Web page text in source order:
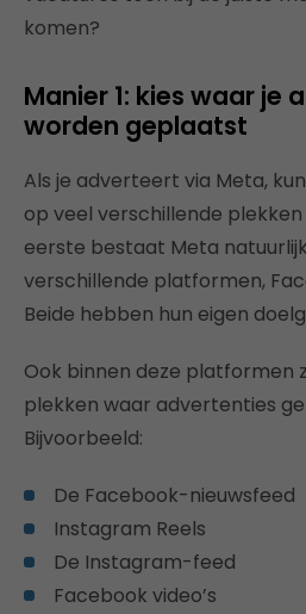
komen?
Manier 1: kies waar je
worden geplaatst
Als je adverteert via Meta,
op veel verschillende
eerste bestaat Meta
verschillende platformen,
Beide hebben hun eigen
Ook binnen deze platformen
plekken waar advertenties
Bijvoorbeeld:
De Facebook-nieuwsfeed
Instagram Reels
De Instagram-feed
Facebook video’s